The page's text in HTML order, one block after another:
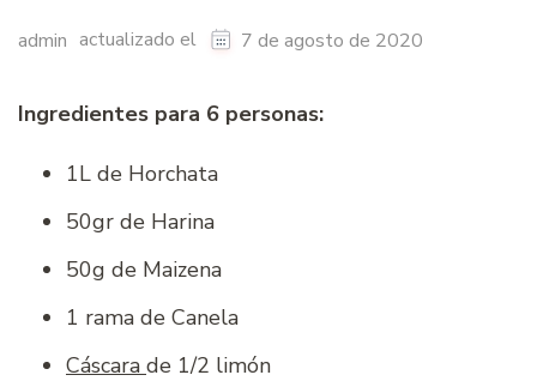
admin actualizado el 7 de agosto de 2020
Ingredientes para 6 personas:
1L de Horchata
50gr de Harina
50g de Maizena
1 rama de Canela
Cáscara de 1/2 limón